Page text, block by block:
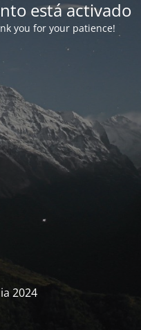
está activado
you for your patience!
2024